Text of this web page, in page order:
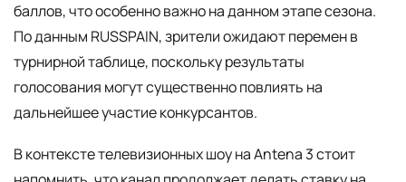
баллов, что особенно важно на данном этапе сезона.
По данным RUSSPAIN, зрители ожидают перемен в
турнирной таблице, поскольку результаты
голосования могут существенно повлиять на
дальнейшее участие конкурсантов.
В контексте телевизионных шоу на Antena 3 стоит